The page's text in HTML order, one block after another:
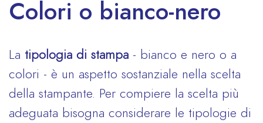
Colori o bianco-nero
La tipologia di stampa - bianco e nero o a
colori - è un aspetto sostanziale nella scelta
della stampante. Per compiere la scelta più
adeguata bisogna considerare le tipologie di